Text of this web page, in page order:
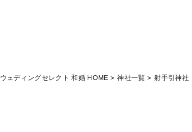
ウェディングセレクト 和婚 HOME 神社一覧 射手引神社